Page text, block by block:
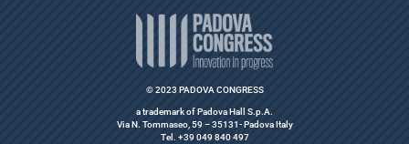
© 2023 PADOVA CONGRESS
a trademark of Padova Hall S.p.A.
Via N. Tommaseo, 59 – 35131- Padova Italy
Tel. +39 049 840 497